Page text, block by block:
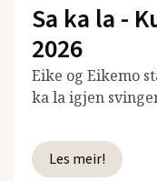
Sa ka la -
2026
Eike og Eikemo
ka la igjen
Les meir!